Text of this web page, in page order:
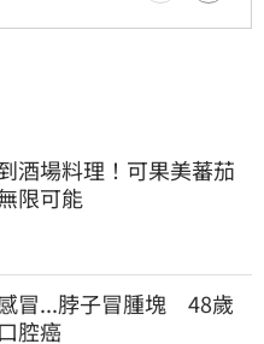
酒場料理！可果美蕃茄
限可能
冒...脖子冒腫塊　48歲
腔癌